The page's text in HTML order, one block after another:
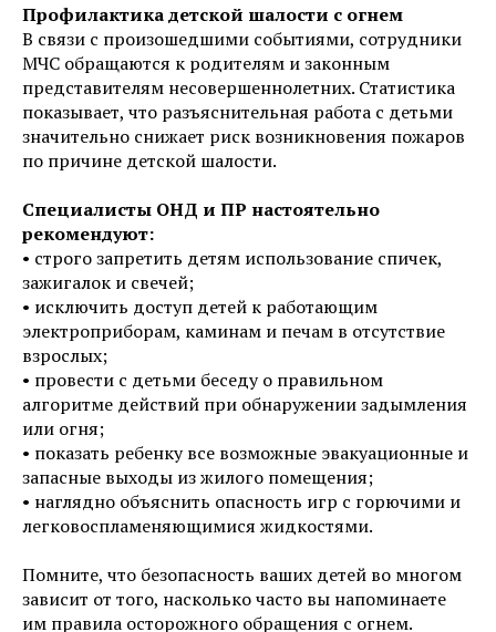
Профилактика детской шалости с огнем
В связи с произошедшими событиями, сотрудники
МЧС обращаются к родителям и законным
представителям несовершеннолетних. Статистика
показывает, что разъяснительная работа с детьми
значительно снижает риск возникновения пожаров
по причине детской шалости.
Специалисты ОНД и ПР настоятельно
рекомендуют:
• строго запретить детям использование спичек,
зажигалок и свечей;
• исключить доступ детей к работающим
электроприборам, каминам и печам в отсутствие
взрослых;
• провести с детьми беседу о правильном
алгоритме действий при обнаружении задымления
или огня;
• показать ребенку все возможные эвакуационные и
запасные выходы из жилого помещения;
• наглядно объяснить опасность игр с горючими и
легковоспламеняющимися жидкостями.
Помните, что безопасность ваших детей во многом
зависит от того, насколько часто вы напоминаете
им правила осторожного обращения с огнем.